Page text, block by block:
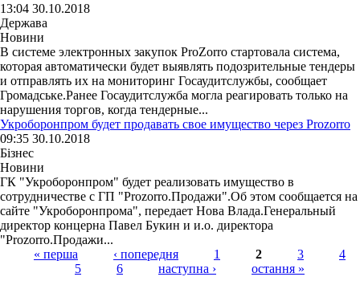
13:04 30.10.2018
Держава
Новини
В системе электронных закупок ProZorro стартовала система,
которая автоматически будет выявлять подозрительные тендеры
и отправлять их на мониторинг Госаудитслужбы, сообщает
Громадське.Ранее Госаудитслужба могла реагировать только на
нарушения торгов, когда тендерные...
Укроборонпром будет продавать свое имущество через Prozorro
09:35 30.10.2018
Бізнес
Новини
ГК "Укроборонпром" будет реализовать имущество в
сотрудничестве с ГП "Prozorro.Продажи".Об этом сообщается на
сайте "Укроборонпрома", передает Нова Влада.Генеральный
директор концерна Павел Букин и и.о. директора
"Prozorro.Продажи...
Страницы
« перша ‹ попередня 1 2 3
4
5
6 наступна › остання »